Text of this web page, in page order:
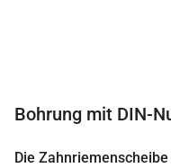
Bohrung mit DIN-
Die